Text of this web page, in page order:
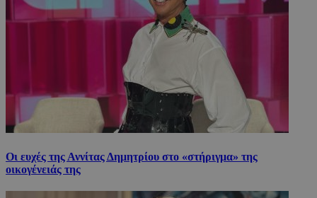
Οι ευχές της Αννίτας Δημητρίου στο «στήριγμα» της
οικογένειάς της